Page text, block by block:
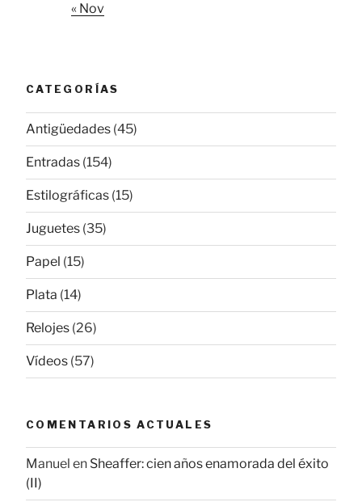
« Nov
CATEGORÍAS
Antigüedades (45)
Entradas (154)
Estilográficas (15)
Juguetes (35)
Papel (15)
Plata (14)
Relojes (26)
Vídeos (57)
COMENTARIOS ACTUALES
Manuel en Sheaffer: cien años enamorada del éxito
(II)